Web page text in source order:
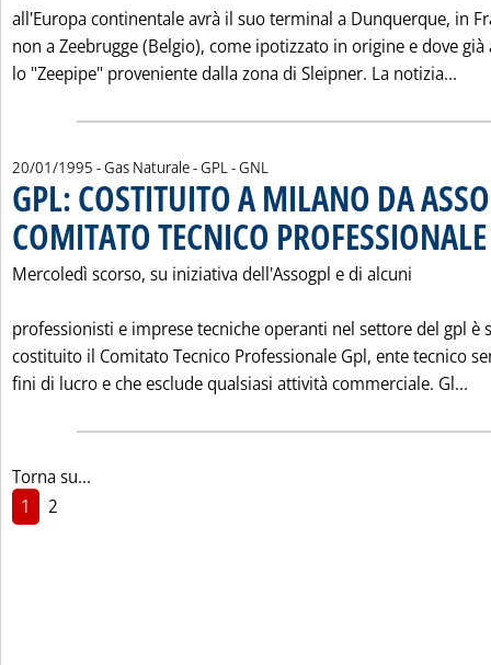
all'Europa continentale avrà il suo terminal a Dunquerque, in
non a Zeebrugge (Belgio), come ipotizzato in origine e dove già
lo "Zeepipe" proveniente dalla zona di Sleipner. La notizia...
20/01/1995 - Gas Naturale - GPL - GNL
GPL: COSTITUITO A MILANO DA
COMITATO TECNICO
Mercoledì scorso, su iniziativa dell'Assogpl e di alcuni
professionisti e imprese tecniche operanti nel settore del gpl è
costituito il Comitato Tecnico Professionale Gpl, ente tecnico
fini di lucro e che esclude qualsiasi attività commerciale. Gl...
Torna su...
1
2